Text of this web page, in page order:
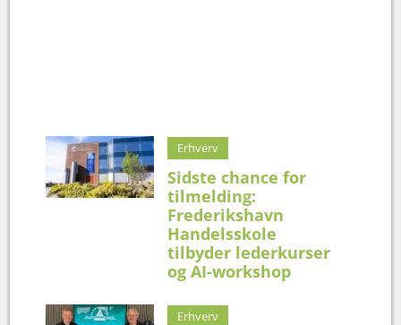
Erhverv
Sidste chance for
tilmelding:
Frederikshavn
Handelsskole
tilbyder lederkurser
og AI-workshop
Erhverv